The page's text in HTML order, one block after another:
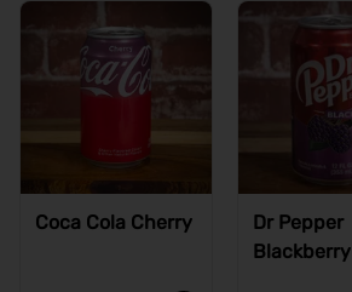
Coca Cola Cherry
Dr Pepper
Blackberry